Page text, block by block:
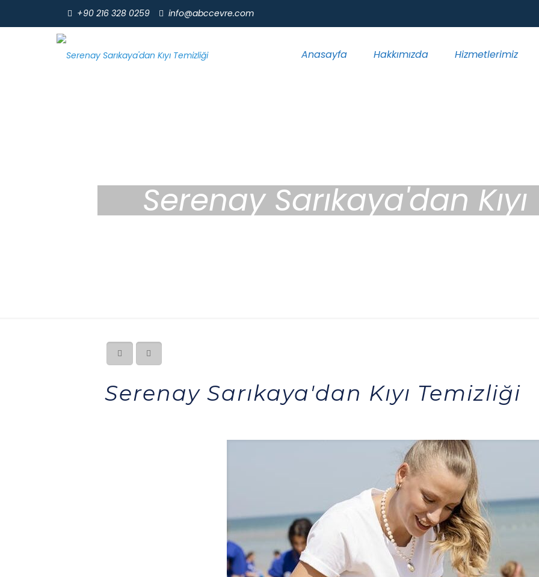
+90 216 328 0259 info@abccevre.com
Anasayfa Hakkımızda Hizmetlerimiz
Serenay Sarıkaya'dan
Serenay Sarıkaya'dan Kıyı Temizliği